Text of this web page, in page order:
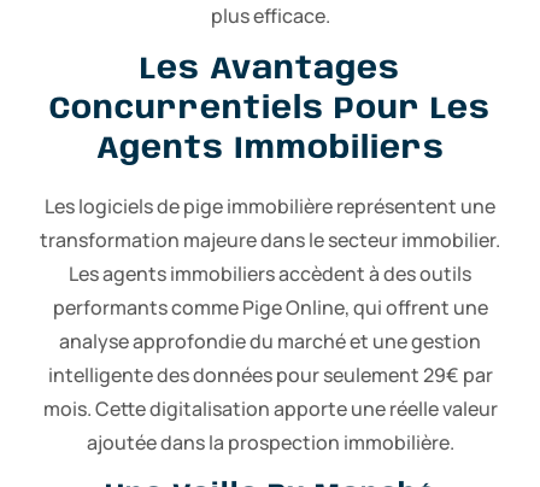
plus efficace.
Les Avantages
Concurrentiels Pour Les
Agents Immobiliers
Les logiciels de pige immobilière représentent une
transformation majeure dans le secteur immobilier.
Les agents immobiliers accèdent à des outils
performants comme Pige Online, qui offrent une
analyse approfondie du marché et une gestion
intelligente des données pour seulement 29€ par
mois. Cette digitalisation apporte une réelle valeur
ajoutée dans la prospection immobilière.